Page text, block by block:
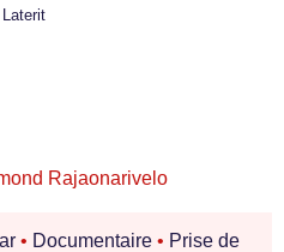
Rajaonarivelo
• Documentaire • Prise de